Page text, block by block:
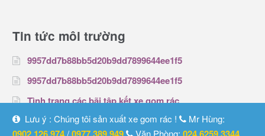
Tin tức môi trường
9957dd7b88bb5d20b9dd7899644ee1f5
9957dd7b88bb5d20b9dd7899644ee1f5
Tình trạng các bãi tập kết xe gom rác
Lưu ý : Chúng tôi sản xuất xe gom rác ! Mr Hùng:
/ Văn Phòng: